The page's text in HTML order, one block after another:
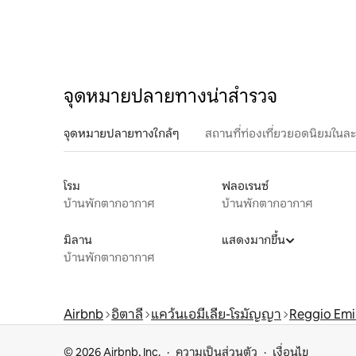
จุดหมายปลายทางน่าสำรวจ
จุดหมายปลายทางใกล้ๆ สถานที่ท่องเที่ยวยอดนิยมในล
โรม
บ้านพักตากอากาศ
ฟลอเรนซ์
บ้านพักตากอากาศ
มิลาน
บ้านพักตากอากาศ
แสดงมากขึ้น
Airbnb อิตาลี แคว้นเอมีเลีย-โรมัญญา Reggio
© 2026 Airbnb, Inc. ความเป็นส่วนตัว เงื่อนไข